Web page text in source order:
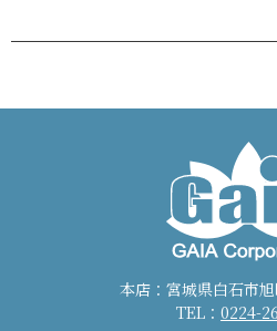
本店：宮城県白石市
TEL： 0224-